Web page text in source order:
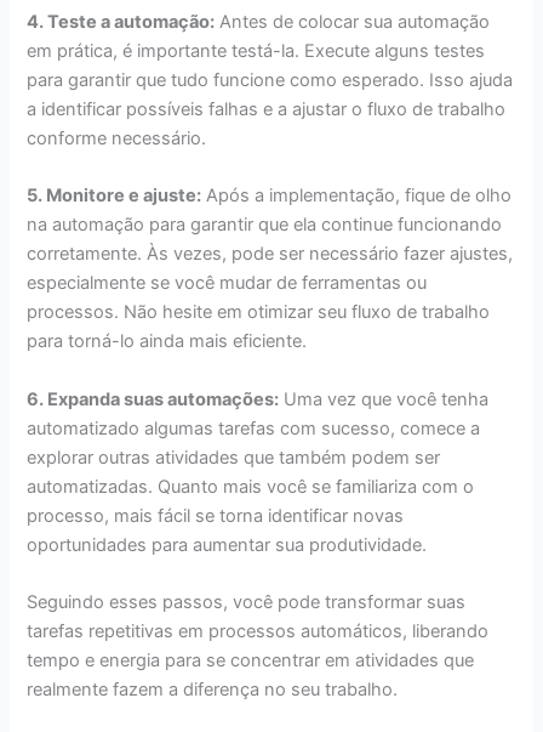
4. Teste a automação: Antes de colocar sua automação
em prática, é importante testá-la. Execute alguns testes
para garantir que tudo funcione como esperado. Isso ajuda
a identificar possíveis falhas e a ajustar o fluxo de trabalho
conforme necessário.
5. Monitore e ajuste: Após a implementação, fique de olho
na automação para garantir que ela continue funcionando
corretamente. Às vezes, pode ser necessário fazer ajustes,
especialmente se você mudar de ferramentas ou
processos. Não hesite em otimizar seu fluxo de trabalho
para torná-lo ainda mais eficiente.
6. Expanda suas automações: Uma vez que você tenha
automatizado algumas tarefas com sucesso, comece a
explorar outras atividades que também podem ser
automatizadas. Quanto mais você se familiariza com o
processo, mais fácil se torna identificar novas
oportunidades para aumentar sua produtividade.
Seguindo esses passos, você pode transformar suas
tarefas repetitivas em processos automáticos, liberando
tempo e energia para se concentrar em atividades que
realmente fazem a diferença no seu trabalho.